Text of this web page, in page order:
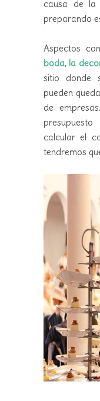
causa de la
preparando
Aspectos
boda, la
sitio donde
pueden
de
calcular el
tendremos